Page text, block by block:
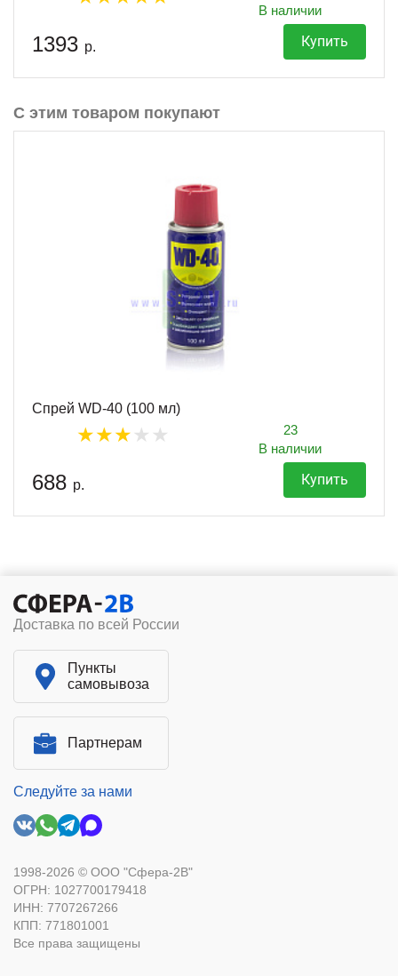
В наличии
1393 р. Купить
С этим товаром покупают
Спрей WD-40 (100 мл)
23
В наличии
688 р. Купить
Доставка по всей России
Пункты
самовывоза
Партнерам
Следуйте за нами
1998-2026 © ООО "Сфера-2В"
ОГРН: 1027700179418
ИНН: 7707267266
КПП: 771801001
Все права защищены